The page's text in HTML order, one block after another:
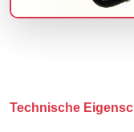
Technische